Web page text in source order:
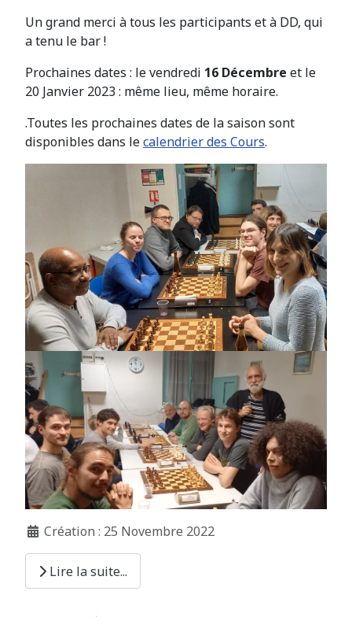
Un grand merci à tous les participants et à DD, qui
a tenu le bar !
Prochaines dates : le vendredi 16 Décembre et le
20 Janvier 2023 : même lieu, même horaire.
.Toutes les prochaines dates de la saison sont
disponibles dans lecalendrier des Cours.
Création : 25 Novembre 2022
Lire la suite...